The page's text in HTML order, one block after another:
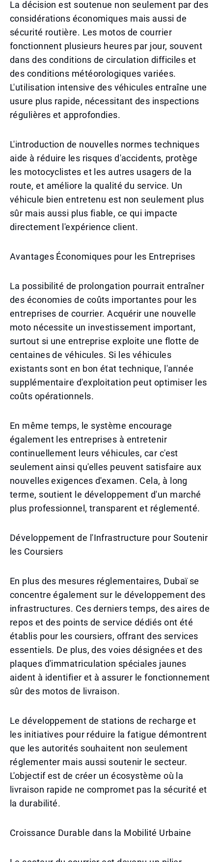
La décision est soutenue non seulement par des
considérations économiques mais aussi de
sécurité routière. Les motos de courrier
fonctionnent plusieurs heures par jour, souvent
dans des conditions de circulation difficiles et
des conditions météorologiques variées.
L'utilisation intensive des véhicules entraîne une
usure plus rapide, nécessitant des inspections
régulières et approfondies.
L'introduction de nouvelles normes techniques
aide à réduire les risques d'accidents, protège
les motocyclistes et les autres usagers de la
route, et améliore la qualité du service. Un
véhicule bien entretenu est non seulement plus
sûr mais aussi plus fiable, ce qui impacte
directement l'expérience client.
Avantages Économiques pour les Entreprises
La possibilité de prolongation pourrait entraîner
des économies de coûts importantes pour les
entreprises de courrier. Acquérir une nouvelle
moto nécessite un investissement important,
surtout si une entreprise exploite une flotte de
centaines de véhicules. Si les véhicules
existants sont en bon état technique, l'année
supplémentaire d'exploitation peut optimiser les
coûts opérationnels.
En même temps, le système encourage
également les entreprises à entretenir
continuellement leurs véhicules, car c'est
seulement ainsi qu'elles peuvent satisfaire aux
nouvelles exigences d'examen. Cela, à long
terme, soutient le développement d'un marché
plus professionnel, transparent et réglementé.
Développement de l'Infrastructure pour Soutenir
les Coursiers
En plus des mesures réglementaires, Dubaï se
concentre également sur le développement des
infrastructures. Ces derniers temps, des aires de
repos et des points de service dédiés ont été
établis pour les coursiers, offrant des services
essentiels. De plus, des voies désignées et des
plaques d'immatriculation spéciales jaunes
aident à identifier et à assurer le fonctionnement
sûr des motos de livraison.
Le développement de stations de recharge et
les initiatives pour réduire la fatigue démontrent
que les autorités souhaitent non seulement
réglementer mais aussi soutenir le secteur.
L'objectif est de créer un écosystème où la
livraison rapide ne compromet pas la sécurité et
la durabilité.
Croissance Durable dans la Mobilité Urbaine